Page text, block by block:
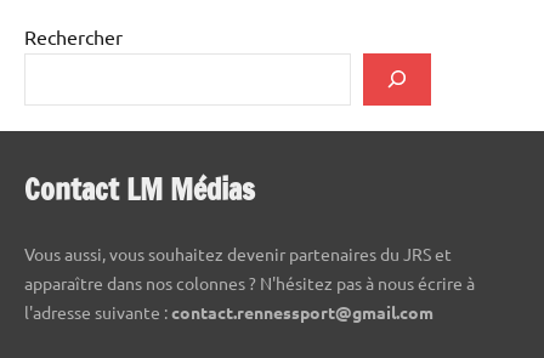
Rechercher
Contact LM Médias
Vous aussi, vous souhaitez devenir partenaires du JRS et
apparaître dans nos colonnes ? N'hésitez pas à nous écrire à
l'adresse suivante :contact.rennessport@gmail.com